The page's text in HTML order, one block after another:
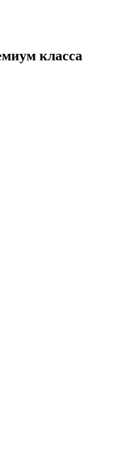
класса